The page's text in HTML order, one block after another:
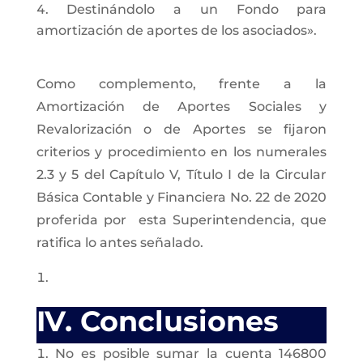
Destinándolo a un Fondo para
amortización de aportes de los asociados».
Como complemento, frente a la
Amortización de Aportes Sociales y
Revalorización o de Aportes se fijaron
criterios y procedimiento en los numerales
2.3 y 5 del Capítulo V, Título I de la Circular
Básica Contable y Financiera No. 22 de 2020
proferida por esta Superintendencia, que
ratifica lo antes señalado.
IV. Conclusiones
No es posible sumar la cuenta 146800